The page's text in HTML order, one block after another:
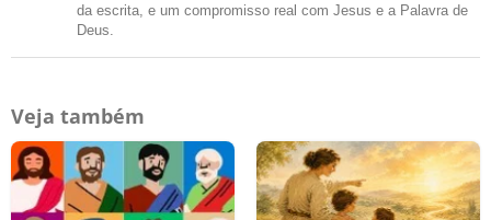
da escrita, e um compromisso real com Jesus e a Palavra de
Deus.
Veja também